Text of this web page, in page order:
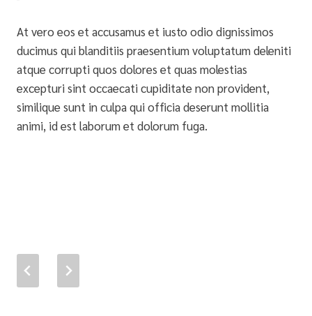
At vero eos et accusamus et iusto odio dignissimos
ducimus qui blanditiis praesentium voluptatum deleniti
atque corrupti quos dolores et quas molestias
excepturi sint occaecati cupiditate non provident,
similique sunt in culpa qui officia deserunt mollitia
animi, id est laborum et dolorum fuga.